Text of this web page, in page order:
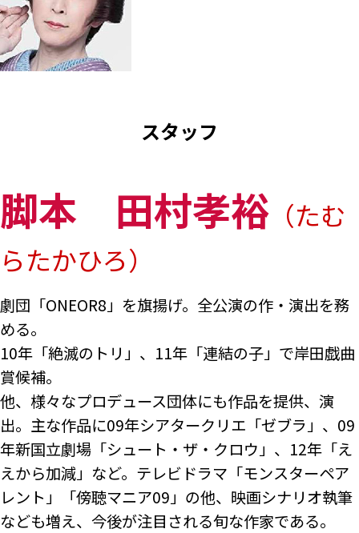
スタッフ
脚本 田村孝裕 （たむ
らたかひろ）
劇団「ONEOR8」を旗揚げ。全公演の作・演出を務
める。
10年「絶滅のトリ」、11年「連結の子」で岸田戯曲
賞候補。
他、様々なプロデュース団体にも作品を提供、演
出。主な作品に09年シアタークリエ「ゼブラ」、09
年新国立劇場「シュート・ザ・クロウ」、12年「え
えから加減」など。テレビドラマ「モンスターペア
レント」「傍聴マニア09」の他、映画シナリオ執筆
なども増え、今後が注目される旬な作家である。